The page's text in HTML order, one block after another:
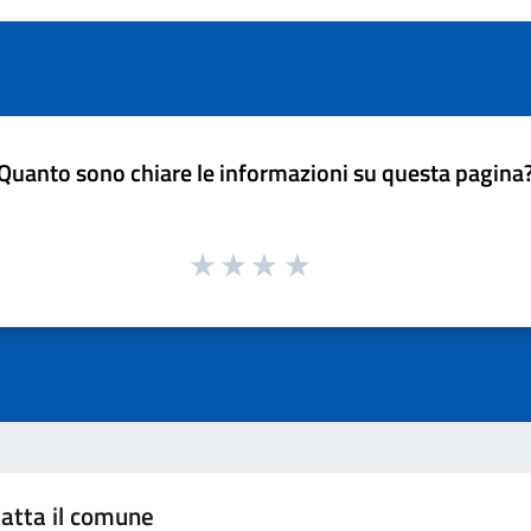
sono chiare le informazioni su questa
il comune